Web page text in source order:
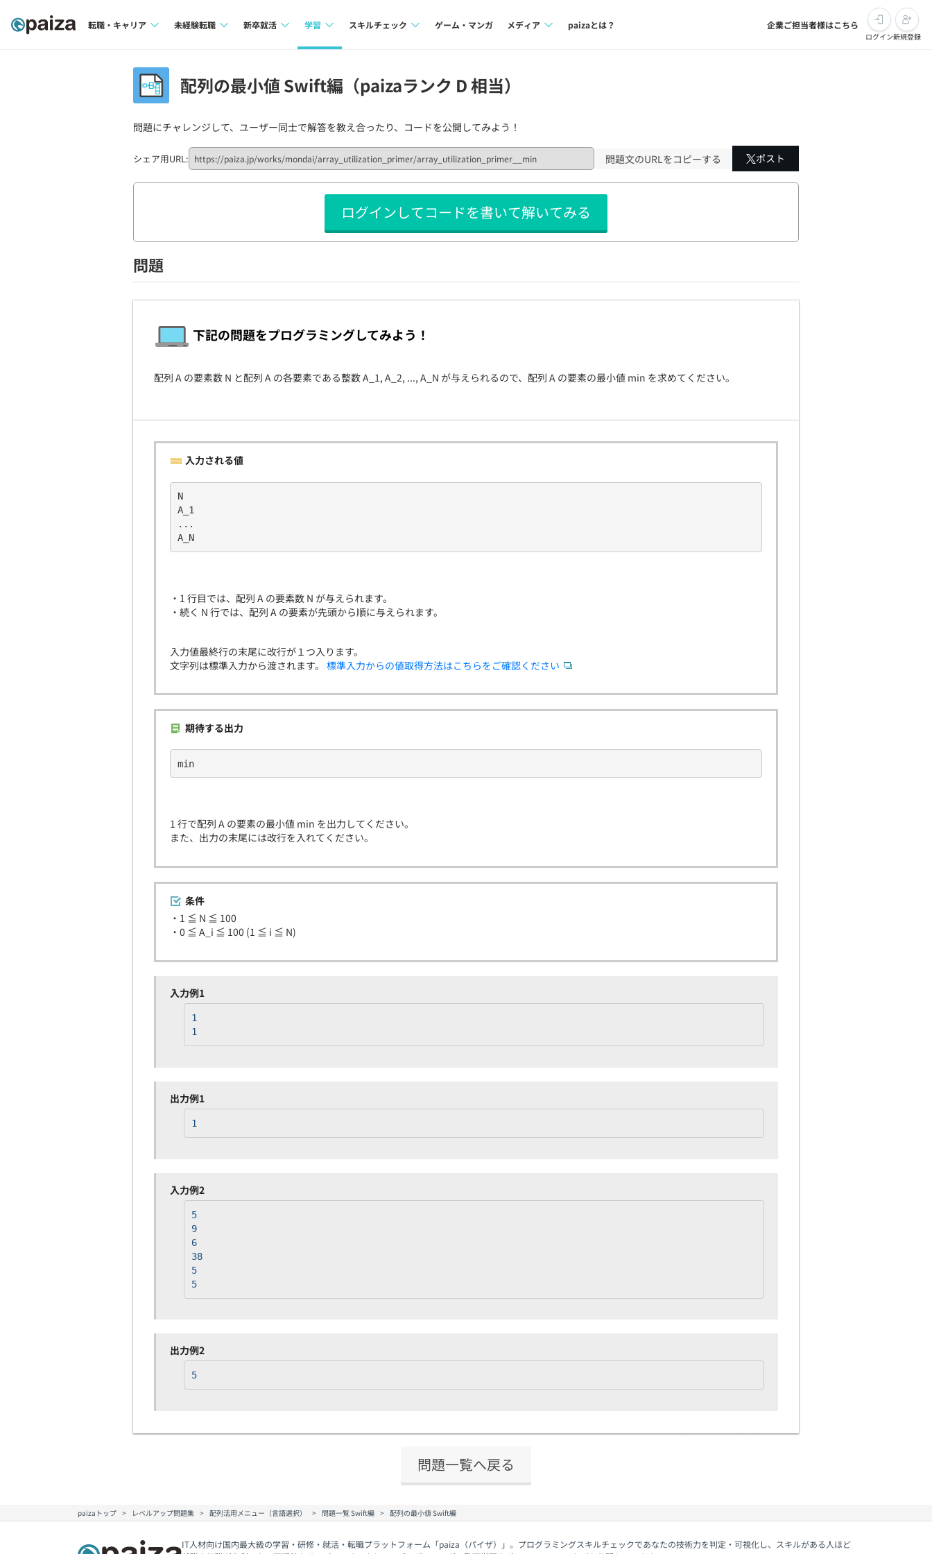
転職・キャリア
インタビュー
転職成功ガイド
転職エージェント
未経験転職
インタビュー
転職成功ガイド
新卒就活
本選考
新卒エージェント
イベント・セミナー
就活成功ガイド
学習
問題集
4択課題
ナレッジ
リファレンス
個人向けプラン
学校向けプラン
契約内容・クーポン
スキルチェック
SQL
評価結果一覧
再チャレンジ結果一覧
ゲーム・マンガ メディア paizaとは？ 企業ご担当者様はこちら
ログイン新規登録
配列の最小値 Swift編（paizaランク D 相当）
問題にチャレンジして、ユーザー同士で解答を教え合ったり、コードを公開してみよう！
シェア用URL: 問題文のURLをコピーする ポスト
ログインしてコードを書いて解いてみる
問題
下記の問題をプログラミングしてみよう！
配列 A の要素数 N と配列 A の各要素である整数 A_1, A_2, ..., A_N が与えられるので、配列 A の要素の最小値 min を求めてください。
入力される値
N
A_1
...
A_N
・1 行目では、配列 A の要素数 N が与えられます。
・続く N 行では、配列 A の要素が先頭から順に与えられます。
入力値最終行の末尾に改行が１つ入ります。
文字列は標準入力から渡されます。 標準入力からの値取得方法はこちらをご確認ください
期待する出力
min
1 行で配列 A の要素の最小値 min を出力してください。
また、出力の末尾には改行を入れてください。
条件
・1 ≦ N ≦ 100
・0 ≦ A_i ≦ 100 (1 ≦ i ≦ N)
入力例1
1
1
出力例1
1
入力例2
5
9
6
38
5
5
出力例2
5
問題一覧へ戻る
paizaトップ レベルアップ問題集 配列活用メニュー（言語選択） 問題一覧 Swift編 配列の最小値 Swift編
IT人材向け国内最大級の学習・研修・就活・転職プラットフォーム「paiza（パイザ）」。プログラミングスキルチェックであなたの技術力を判定・可視化し、スキルがある人ほど